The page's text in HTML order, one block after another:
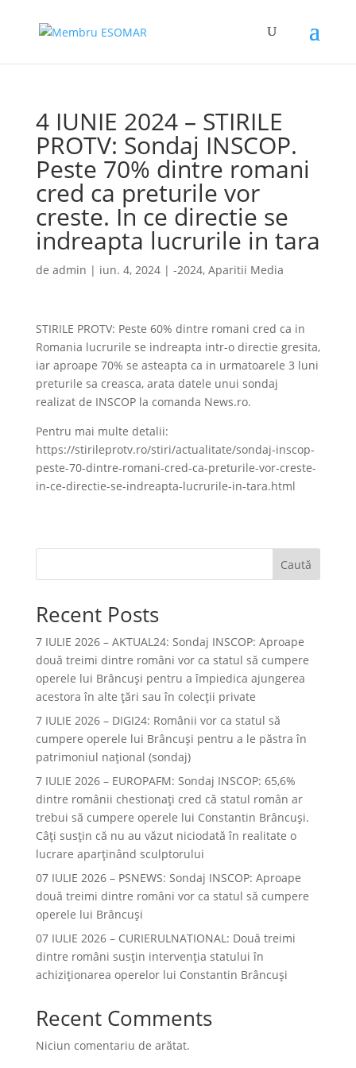
4 IUNIE 2024 – STIRILE
PROTV: Sondaj INSCOP.
Peste 70% dintre romani
cred ca preturile vor
creste. In ce directie se
indreapta lucrurile in tara
de admin | iun. 4, 2024| -2024, Aparitii Media
STIRILE PROTV: Peste 60% dintre romani cred ca in
Romania lucrurile se indreapta intr-o directie gresita,
iar aproape 70% se asteapta ca in urmatoarele 3 luni
preturile sa creasca, arata datele unui sondaj
realizat de INSCOP la comanda News.ro.
Pentru mai multe detalii:
https://stirileprotv.ro/stiri/actualitate/sondaj-inscop-
peste-70-dintre-romani-cred-ca-preturile-vor-creste-
in-ce-directie-se-indreapta-lucrurile-in-tara.html
Caută
Recent Posts
7 IULIE 2026 – AKTUAL24: Sondaj INSCOP: Aproape
două treimi dintre români vor ca statul să cumpere
operele lui Brâncuşi pentru a împiedica ajungerea
acestora în alte ţări sau în colecţii private
7 IULIE 2026 – DIGI24: Românii vor ca statul să
cumpere operele lui Brâncuși pentru a le păstra în
patrimoniul național (sondaj)
7 IULIE 2026 – EUROPAFM: Sondaj INSCOP: 65,6%
dintre românii chestionați cred că statul român ar
trebui să cumpere operele lui Constantin Brâncuși.
Câți susțin că nu au văzut niciodată în realitate o
lucrare aparținând sculptorului
07 IULIE 2026 – PSNEWS: Sondaj INSCOP: Aproape
două treimi dintre români vor ca statul să cumpere
operele lui Brâncuși
07 IULIE 2026 – CURIERULNATIONAL: Două treimi
dintre români susțin intervenția statului în
achiziționarea operelor lui Constantin Brâncuși
Recent Comments
Niciun comentariu de arătat.